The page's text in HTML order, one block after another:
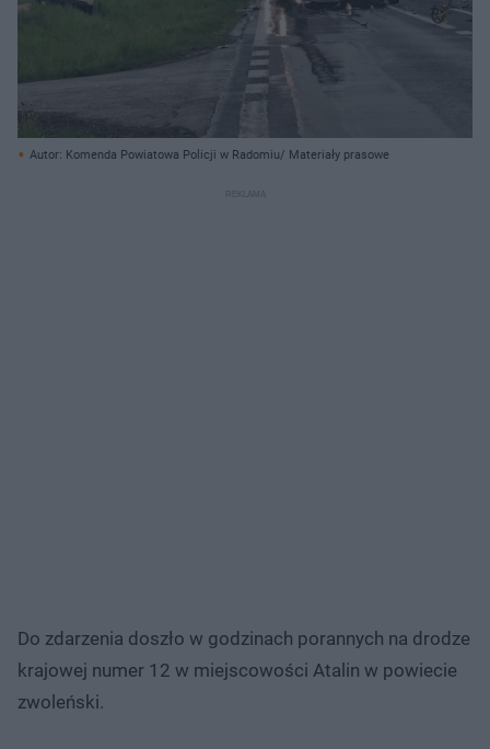
Autor: Komenda Powiatowa Policji w Radomiu/ Materiały prasowe
Do zdarzenia doszło w godzinach porannych na drodze
krajowej numer 12 w miejscowości Atalin w powiecie
zwoleński.